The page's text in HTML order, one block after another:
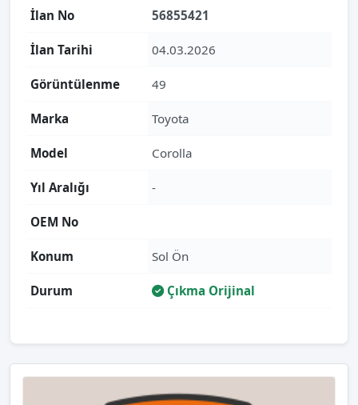
İlan No 56855421
İlan Tarihi 04.03.2026
Görüntülenme 49
Marka Toyota
Model Corolla
Yıl Aralığı -
OEM No
Konum Sol Ön
Durum Çıkma Orijinal